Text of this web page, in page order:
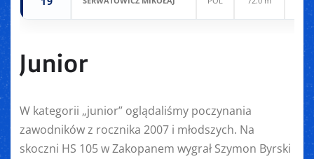
Junior
W kategorii „junior” oglądaliśmy poczynania
zawodników z rocznika 2007 i młodszych. Na
skoczni HS 105 w Zakopanem wygrał Szymon Byrski